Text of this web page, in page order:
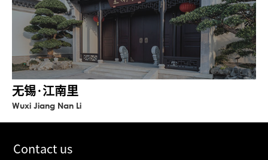
无锡·江南里
Wuxi Jiang Nan Li
Contact us